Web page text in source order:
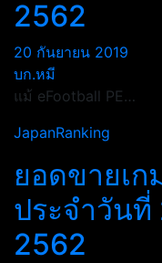
2562
20 กันยายน 2019
บก.หมี
แม้ eFootball PE…
JapanRanking
ยอดขายเ
ประจำวัน
2562